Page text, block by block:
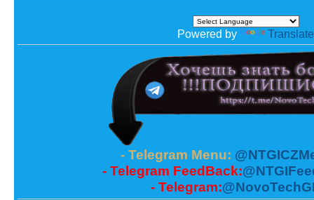
Powered by Translate
- Telegram Menu:
- Telegram FeedBack:
- Telegram: